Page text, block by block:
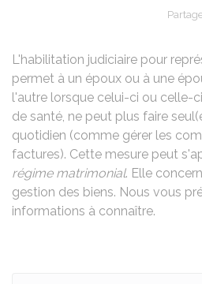
L'habilitation judiciaire pour
permet à un époux ou à une
l'autre lorsque celui-ci ou celle-
de santé, ne peut plus faire
quotidien (comme gérer les
factures). Cette mesure peut
régime matrimonial. Elle
gestion des biens. Nous vous
informations à connaître.